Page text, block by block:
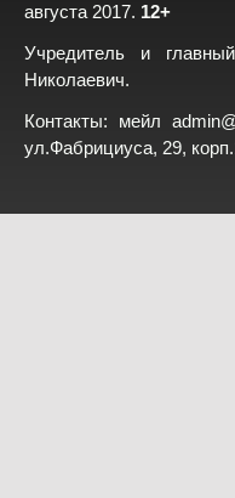
августа 2017. 12+
Учредитель и
Николаевич.
Контакты: мейл
ул.Фабрициуса, 29,